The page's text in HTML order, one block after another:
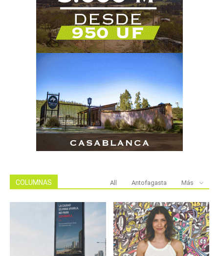
COLUMNAS All Antofagasta Más